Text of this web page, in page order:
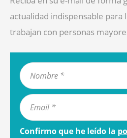
actualidad indispensable para
trabajan con personas
Confirmo que he leído la